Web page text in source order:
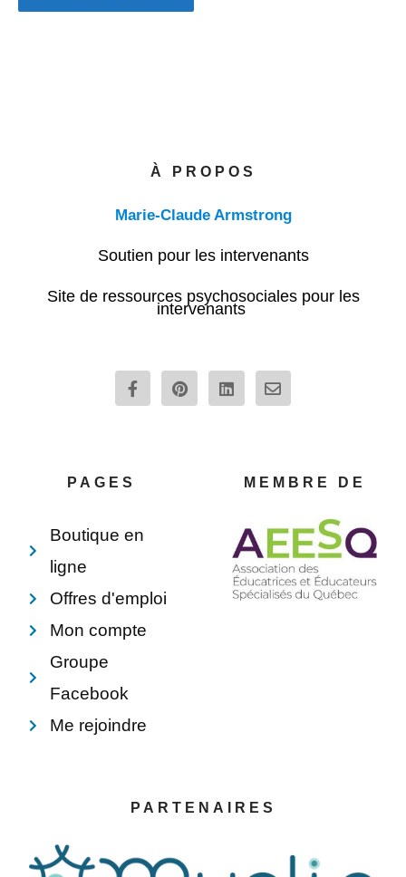
À PROPOS
Marie-Claude Armstrong
Soutien pour les intervenants
Site de ressources psychosociales pour les
intervenants
F
a
c
P
i
n
L
i
n
E
n
v
p
e
PAGES
Boutique en
ligne
Offres d'emploi
Mon compte
Groupe
Facebook
Me rejoindre
MEMBRE DE
PARTENAIRES